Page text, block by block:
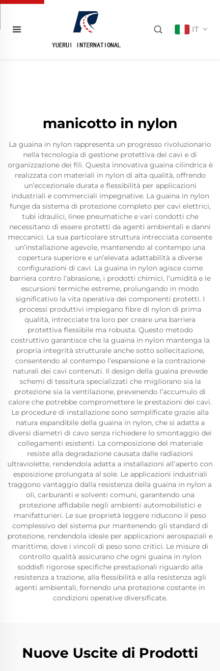
IT
manicotto in nylon
La guaina in nylon rappresenta un progresso rivoluzionario
nella tecnologia di gestione protettiva dei cavi e di
organizzazione dei fili. Questa innovativa guaina cilindrica è
realizzata con materiali in nylon di alta qualità, offrendo
un’eccezionale durata e flessibilità per applicazioni
industriali e commerciali impegnative. La guaina in nylon
funge da sistema di protezione completo per cavi elettrici,
tubi idraulici, linee pneumatiche e vari condotti che
necessitano di essere protetti da agenti ambientali e danni
meccanici. La sua particolare struttura intrecciata consente
un’installazione agevole, mantenendo al contempo una
copertura superiore e un’elevata adattabilità a diverse
configurazioni di cavi. La guaina in nylon agisce come
barriera contro l’abrasione, i prodotti chimici, l’umidità e le
escursioni termiche estreme, prolungando in modo
significativo la vita operativa dei componenti protetti. I
processi produttivi impiegano fibre di nylon di prima
qualità, intrecciate tra loro per creare una barriera
protettiva flessibile ma robusta. Questo metodo
costruttivo garantisce che la guaina in nylon mantenga la
propria integrità strutturale anche sotto sollecitazione,
consentendo al contempo l’espansione e la contrazione
naturali dei cavi contenuti. Il design della guaina prevede
schemi di tessitura specializzati che migliorano sia la
protezione sia la ventilazione, prevenendo l’accumulo di
calore che potrebbe compromettere le prestazioni dei cavi.
Le procedure di installazione sono semplificate grazie alla
natura espandibile della guaina in nylon, che si adatta a
diversi diametri di cavo senza richiedere lo smontaggio dei
collegamenti esistenti. La composizione del materiale
resiste alla degradazione causata dalle radiazioni
ultraviolette, rendendola adatta a installazioni all’aperto con
esposizione prolungata al sole. Le applicazioni industriali
traggono vantaggio dalla resistenza della guaina in nylon a
oli, carburanti e solventi comuni, garantendo una
protezione affidabile negli ambienti automobilistici e
manifatturieri. Le sue proprietà leggere riducono il peso
complessivo del sistema pur mantenendo gli standard di
protezione, rendendola ideale per applicazioni aerospaziali e
marittime, dove i vincoli di peso sono critici. Le misure di
controllo qualità assicurano che ogni guaina in nylon
soddisfi rigorose specifiche prestazionali riguardo alla
resistenza a trazione, alla flessibilità e alla resistenza agli
agenti ambientali, fornendo una protezione costante in
condizioni operative diversificate.
Nuove Uscite di Prodotti